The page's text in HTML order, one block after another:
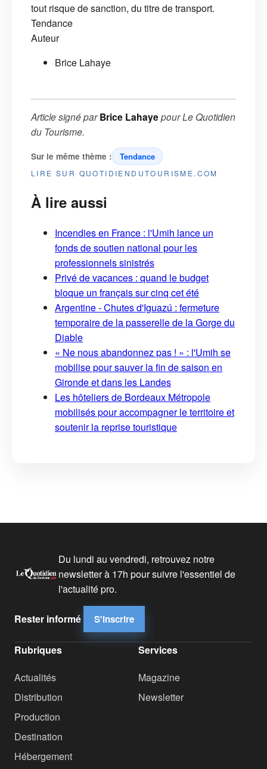
tout risque de sanction, du titre de transport.
Tendance
Auteur
Brice Lahaye
Article signé parBrice LahayepourLe Quotidien
du Tourisme.
Sur le même thème : Tendance
LIRE SUR QUOTIDIENDUTOURISME.COM
À lire aussi
Incendies en France : l'Umih lance un
fonds de soutien national pour les
professionnels sinistrés
Privé de vacances : quand le budget
bloque un français sur cinq cet été
Argentine - Chutes d'Iguazú : fermeture
temporaire de la passerelle de la Gorge du
Diable
« Ne nous abandonnez pas ! » : l'Umih se
mobilise pour sauver la fin de saison en
Gironde et dans les Landes
Les hôteliers de Bordeaux Métropole
mobilisés pour accompagner le territoire et
soutenir la reprise touristique
Du lundi au vendredi, retrouvez notre
newsletter à 17h pour suivre l'essentiel de
l'actualité pro.
Rester informé S'inscrire
Rubriques
Actualités
Distribution
Production
Destination
Hébergement
Services
Magazine
Newsletter